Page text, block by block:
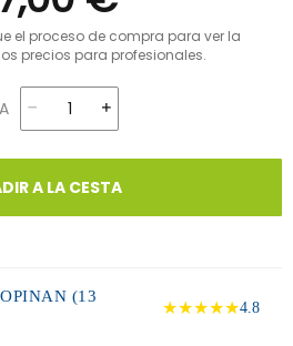
el proceso de compra para ver la
precios para profesionales.
A LA CESTA
(13
★★★★★4.8